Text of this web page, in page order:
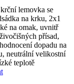
lemovka se
na krku, 2x1
na omak, uvnitř
přísad,
dopadu na
neutrální velikostní
teplotě